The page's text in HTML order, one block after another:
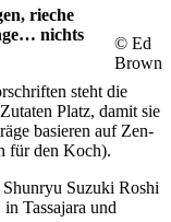
© Ed
Brown
rieche
nichts
steht die
Platz, damit sie
basieren auf Zen-
für den Koch).
Suzuki Roshi
Tassajara und